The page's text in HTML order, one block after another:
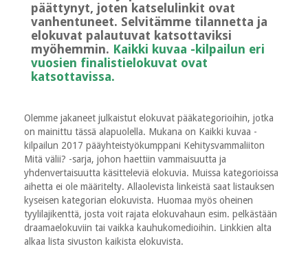
päättynyt, joten katselulinkit ovat
vanhentuneet. Selvitämme tilannetta ja
elokuvat palautuvat katsottaviksi
myöhemmin. Kaikki kuvaa -kilpailun eri
vuosien finalistielokuvat ovat
katsottavissa.
Olemme jakaneet julkaistut elokuvat pääkategorioihin, jotka
on mainittu tässä alapuolella. Mukana on Kaikki kuvaa -
kilpailun 2017 pääyhteistyökumppani Kehitysvammaliiton
Mitä välii? -sarja, johon haettiin vammaisuutta ja
yhdenvertaisuutta käsitteleviä elokuvia. Muissa kategorioissa
aihetta ei ole määritelty. Allaolevista linkeistä saat listauksen
kyseisen kategorian elokuvista. Huomaa myös oheinen
tyylilajikenttä, josta voit rajata elokuvahaun esim. pelkästään
draamaelokuviin tai vaikka kauhukomedioihin. Linkkien alta
alkaa lista sivuston kaikista elokuvista.